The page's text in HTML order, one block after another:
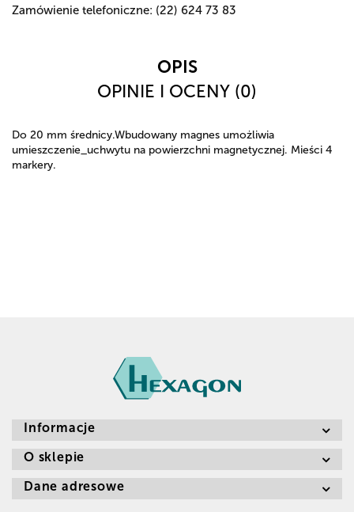
Zamówienie telefoniczne: (22) 624 73 83
OPIS
OPINIE I OCENY (0)
Do 20 mm średnicy.Wbudowany magnes umożliwia
umieszczenie_uchwytu na powierzchni magnetycznej. Mieści 4
markery.
Dane adresowe
Informacje
O sklepie